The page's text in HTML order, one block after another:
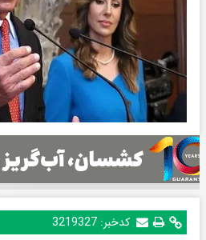
کدخبر: 3219327